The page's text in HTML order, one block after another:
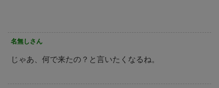
名無しさん
じゃあ、何で来たの？と言いたくなるね。